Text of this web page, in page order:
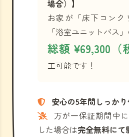
場合）】
お家が「床下コンク
「浴室ユニットバス
総額 ¥69,300（
工可能です！
安心の5年間しっか
万が一保証期間中
した場合は完全無料にて